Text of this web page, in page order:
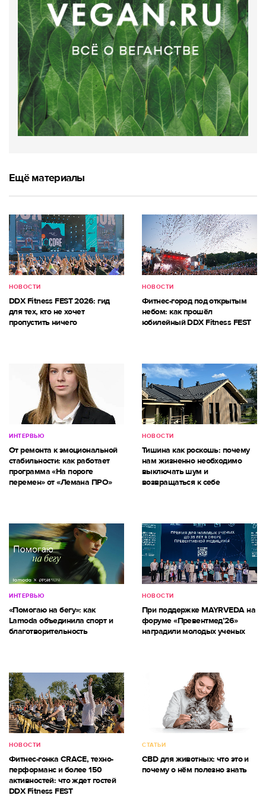
Ещё материалы
НОВОСТИ
DDX Fitness FEST 2026: гид
для тех, кто не хочет
пропустить ничего
НОВОСТИ
Фитнес-город под открытым
небом: как прошёл
юбилейный DDX Fitness FEST
ИНТЕРВЬЮ
От ремонта к эмоциональной
стабильности: как работает
программа «На пороге
перемен» от «Лемана ПРО»
НОВОСТИ
Тишина как роскошь: почему
нам жизненно необходимо
выключать шум и
возвращаться к себе
ИНТЕРВЬЮ
«Помогаю на бегу»: как
Lamoda объединила спорт и
благотворительность
НОВОСТИ
При поддержке MAYRVEDA на
форуме «Превентмед’26»
наградили молодых ученых
НОВОСТИ
Фитнес-гонка CRACE, техно-
перформанс и более 150
активностей: что ждет гостей
DDX Fitness FEST
СТАТЬИ
CBD для животных: что это и
почему о нём полезно знать